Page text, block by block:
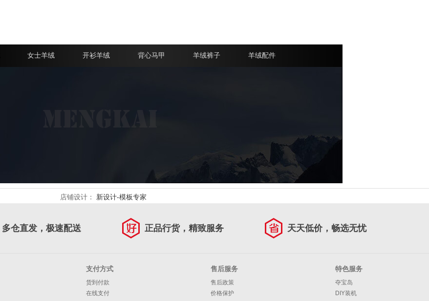
女士羊绒 开衫羊绒 背心马甲 羊绒裤子 羊绒配件
店铺设计： 新设计-模板专家
多仓直发，极速配送 正品行货，精致服务 天天低价，畅选无忧
支付方式
货到付款
在线支付
售后服务
售后政策
价格保护
特色服务
夺宝岛
DIY装机